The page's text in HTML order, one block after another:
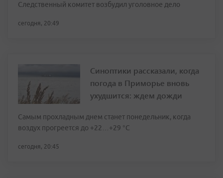
Следственный комитет возбудил уголовное дело
сегодня, 20:49
Синоптики рассказали, когда
погода в Приморье вновь
ухудшится: ждем дожди
Самым прохладным днем станет понедельник, когда
воздух прогреется до +22…+29 °С
сегодня, 20:45